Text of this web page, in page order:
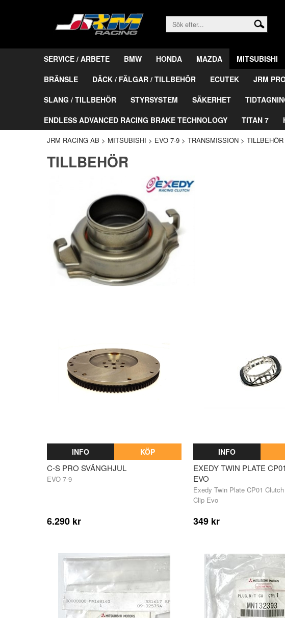
SERVICE / ARBETE BMW HONDA MAZDA MITSUBISHI
BRÄNSLE
DÄCK / FÄLGAR / TILLBEHÖR ECUTEK JRM
SLANG / TILLBEHÖR
STYRSYSTEM SÄKERHET
ENDLESS ADVANCED RACING BRAKE TECHNOLOGY
TITAN 7
JRM RACING AB > MITSUBISHI > EVO 7-9 > TRANSMISSION > TILLBEHÖR
TILLBEHÖR
INFO KÖP
C-S PRO SVÄNGHJUL
EVO 7-9
6.290 kr
INFO
EXEDY TWIN PLATE
EVO
Exedy Twin Plate CP01
Clip Evo
349 kr